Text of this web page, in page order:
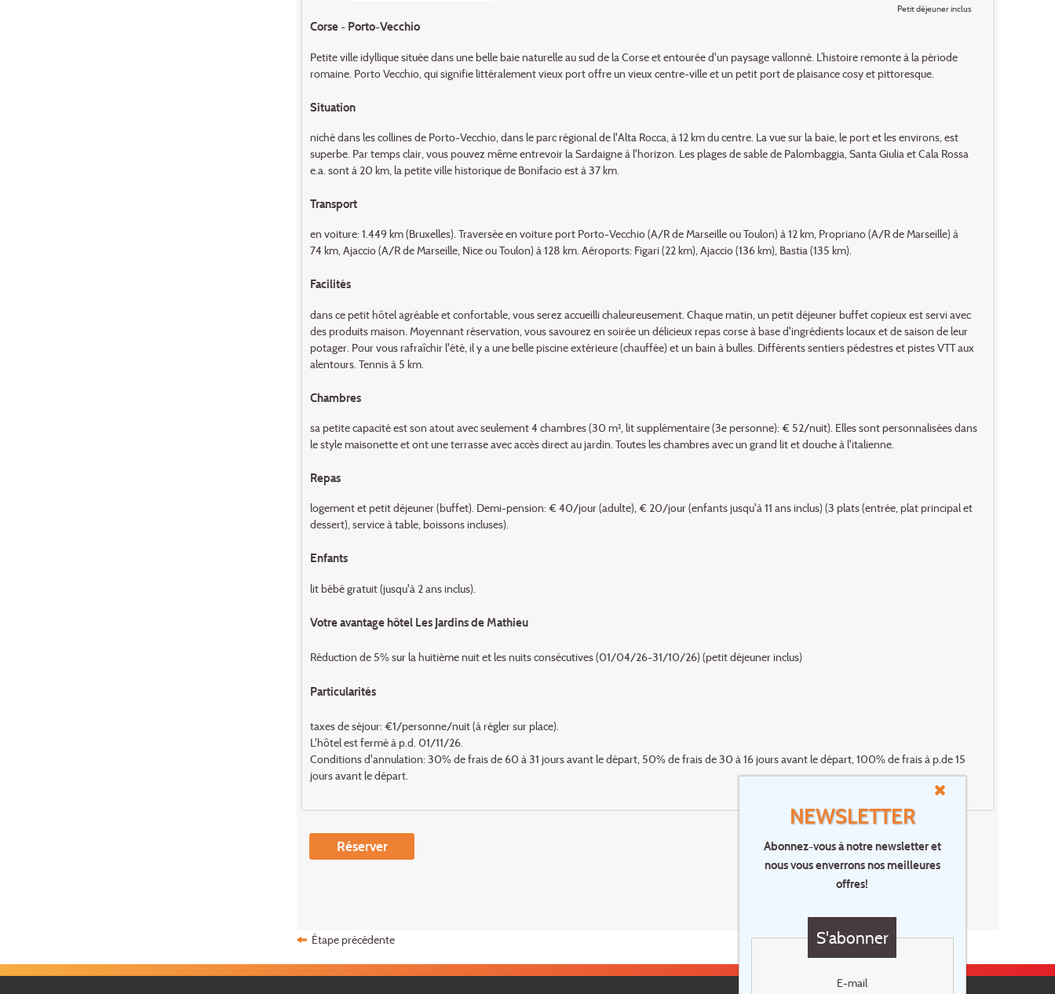
NEWSLETTER
Abonnez-vous à notre newsletter et
nous vous enverrons nos meilleures
offres!
S'abonner
E-mail
Petit déjeuner inclus
Corse - Porto-Vecchio
Petite ville idyllique située dans une belle baie naturelle au sud de la Corse et entourée d'un paysage vallonné. L’histoire remonte à la période
romaine. Porto Vecchio, qui signifie littéralement vieux port offre un vieux centre-ville et un petit port de plaisance cosy et pittoresque.
Situation
niché dans les collines de Porto-Vecchio, dans le parc régional de l'Alta Rocca, à 12 km du centre. La vue sur la baie, le port et les environs, est
superbe. Par temps clair, vous pouvez même entrevoir la Sardaigne à l'horizon. Les plages de sable de Palombaggia, Santa Giulia et Cala Rossa
e.a. sont à 20 km, la petite ville historique de Bonifacio est à 37 km.
Transport
en voiture: 1.449 km (Bruxelles). Traversée en voiture port Porto-Vecchio (A/R de Marseille ou Toulon) à 12 km, Propriano (A/R de Marseille) à
74 km, Ajaccio (A/R de Marseille, Nice ou Toulon) à 128 km. Aéroports: Figari (22 km), Ajaccio (136 km), Bastia (135 km).
Facilités
dans ce petit hôtel agréable et confortable, vous serez accueilli chaleureusement. Chaque matin, un petit déjeuner buffet copieux est servi avec
des produits maison. Moyennant réservation, vous savourez en soirée un délicieux repas corse à base d'ingrédients locaux et de saison de leur
potager. Pour vous rafraîchir l'été, il y a une belle piscine extérieure (chauffée) et un bain à bulles. Différents sentiers pédestres et pistes VTT aux
alentours. Tennis à 5 km.
Chambres
sa petite capacité est son atout avec seulement 4 chambres (30 m², lit supplémentaire (3e personne): € 52/nuit). Elles sont personnalisées dans
le style maisonette et ont une terrasse avec accès direct au jardin. Toutes les chambres avec un grand lit et douche à l'italienne.
Repas
logement et petit déjeuner (buffet). Demi-pension: € 40/jour (adulte), € 20/jour (enfants jusqu'à 11 ans inclus) (3 plats (entrée, plat principal et
dessert), service à table, boissons incluses).
Enfants
lit bébé gratuit (jusqu'à 2 ans inclus).
Votre avantage hôtel Les Jardins de Mathieu
Réduction de 5% sur la huitième nuit et les nuits consécutives (01/04/26-31/10/26) (petit déjeuner inclus)
Particularités
taxes de séjour: €1/personne/nuit (à régler sur place).
L'hôtel est fermé à p.d. 01/11/26.
Conditions d'annulation: 30% de frais de 60 à 31 jours avant le départ, 50% de frais de 30 à 16 jours avant le départ, 100% de frais à p.de 15
jours avant le départ.
Réserver
Étape précédente